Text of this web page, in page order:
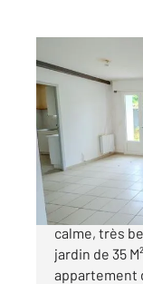
HAGETMAU 40
83 m2, 4
Ref : 24111
161
HAGETMAU
calme, très
jardin de 35
appartement